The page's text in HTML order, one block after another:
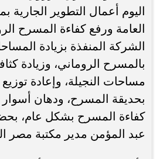
اليوم أعمال التطوير الجارية
العامة ورفع كفاءة المسرح
الشركة المنفذة بزيادة
بالمسرح الروماني، وزيادة
مساحات النجيلة، وإعادة
بحديقة المسرح، ودهان أسوار
كفاءة المسرح بشكل عام،
عبد المؤمن مدير مكتبة مصر